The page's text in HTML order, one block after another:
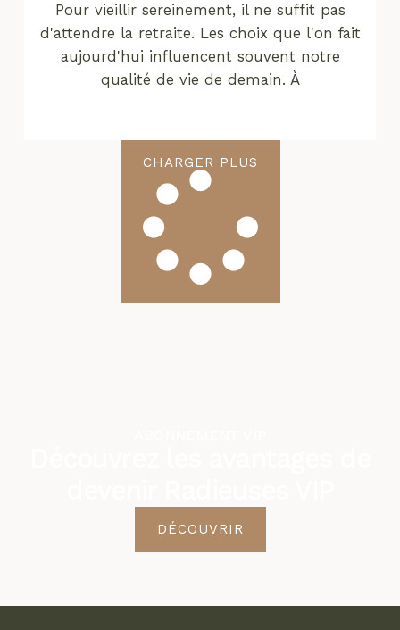
Pour vieillir sereinement, il ne suffit pas
d'attendre la retraite. Les choix que l'on fait
aujourd'hui influencent souvent notre
qualité de vie de demain. À
CHARGER PLUS
DÉCOUVRIR